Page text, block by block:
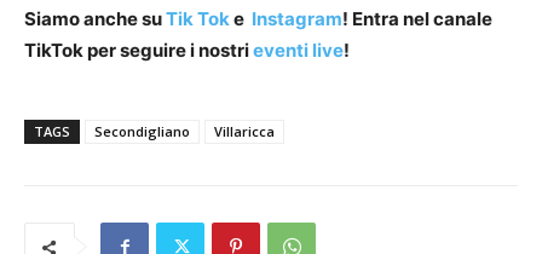
Siamo anche suTik Toke Instagram! Entra nel canale
TikTok per seguire i nostrieventi live!
TAGS Secondigliano Villaricca